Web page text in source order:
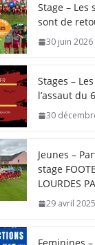
Stage – Les
sont de
30 juin 2026
Stages –
l’assaut du
30
Jeunes –
stage
LOURDES
29 avril 2025